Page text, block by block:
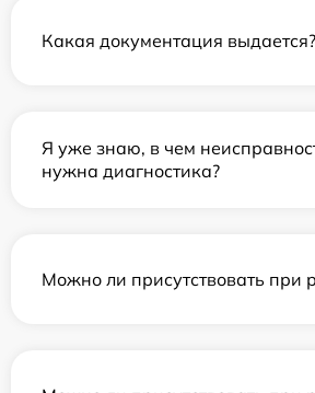
Какая документация выдается?
Я уже знаю, в чем
нужна диагностика?
Можно ли присутствовать при